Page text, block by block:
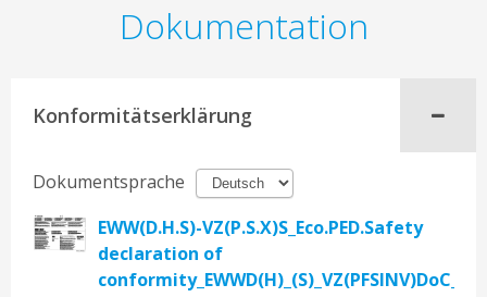
Dokumentation
Konformitätserklärung
Dokumentsprache
EWW(D.H.S)-VZ(P.S.X)S_Eco.PED.Safety
declaration of
conformity_EWWD(H)_(S)_VZ(PFSINV)DoC_11